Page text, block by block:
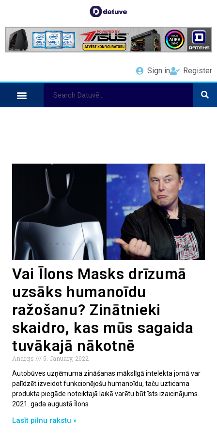
Sign in Register
Vai Īlons Masks drīzumā
uzsāks humanoīdu
ražošanu? Zinātnieki
skaidro, kas mūs sagaida
tuvākajā nākotnē
Andrejs
5. January, 2022
Autobūves uzņēmuma zināšanas mākslīgā intelekta jomā var
palīdzēt izveidot funkcionējošu humanoīdu, taču uzticama
produkta piegāde noteiktajā laikā varētu būt īsts izaicinājums.
2021. gada augustā Īlons
Lasīt pilnu rakstu »